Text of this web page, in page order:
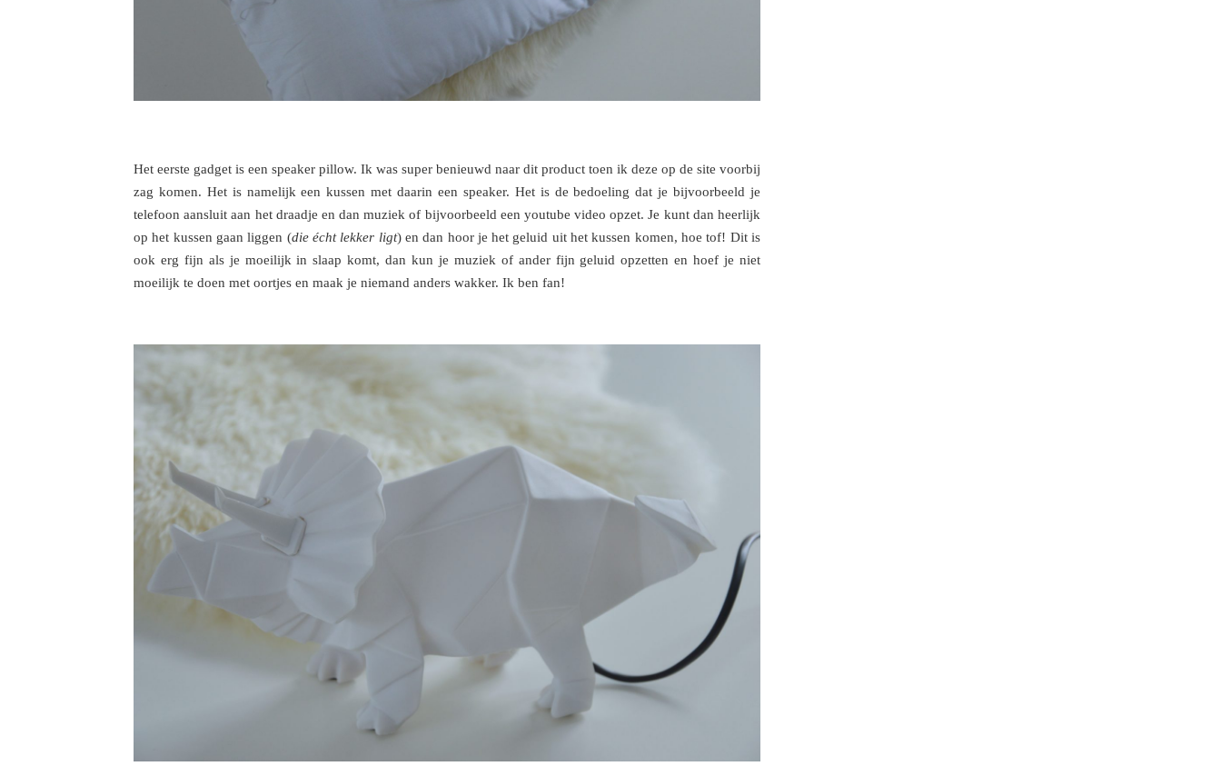
Het eerste gadget is een speaker pillow. Ik was super benieuwd naar dit product toen ik deze op de site voorbij
zag komen. Het is namelijk een kussen met daarin een speaker. Het is de bedoeling dat je bijvoorbeeld je
telefoon aansluit aan het draadje en dan muziek of bijvoorbeeld een youtube video opzet. Je kunt dan heerlijk
op het kussen gaan liggen (die écht lekker ligt) en dan hoor je het geluid uit het kussen komen, hoe tof! Dit is
ook erg fijn als je moeilijk in slaap komt, dan kun je muziek of ander fijn geluid opzetten en hoef je niet
moeilijk te doen met oortjes en maak je niemand anders wakker. Ik ben fan!